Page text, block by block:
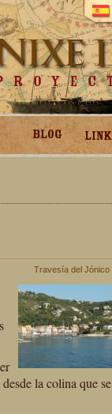
Travesía del Jónico
la colina que se